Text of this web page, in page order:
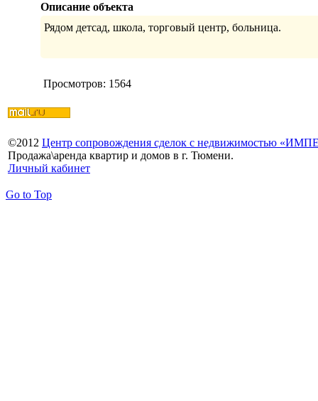
Описание объекта
Рядом детсад, школа, торговый центр, больница.
Просмотров: 1564
©2012 Центр сопровождения сделок с недвижимостью
Продажа\аренда квартир и домов в г. Тюмени.
Личный кабинет
Go to Top